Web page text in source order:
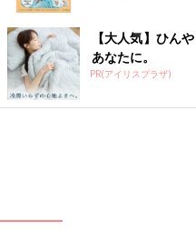
いところも気に入っているよ
と。
持ち運びしやすくてお気
ィファン
【大人気】ひん
あなたに。
PR(アイリスプラザ)